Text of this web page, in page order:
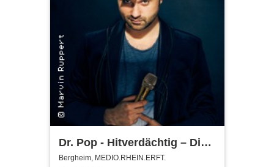
Dr. Pop - Hitverdächtig – Die
Musik-Comedy-Stand-up-
Bergheim, MEDIO.RHEIN.ERFT.